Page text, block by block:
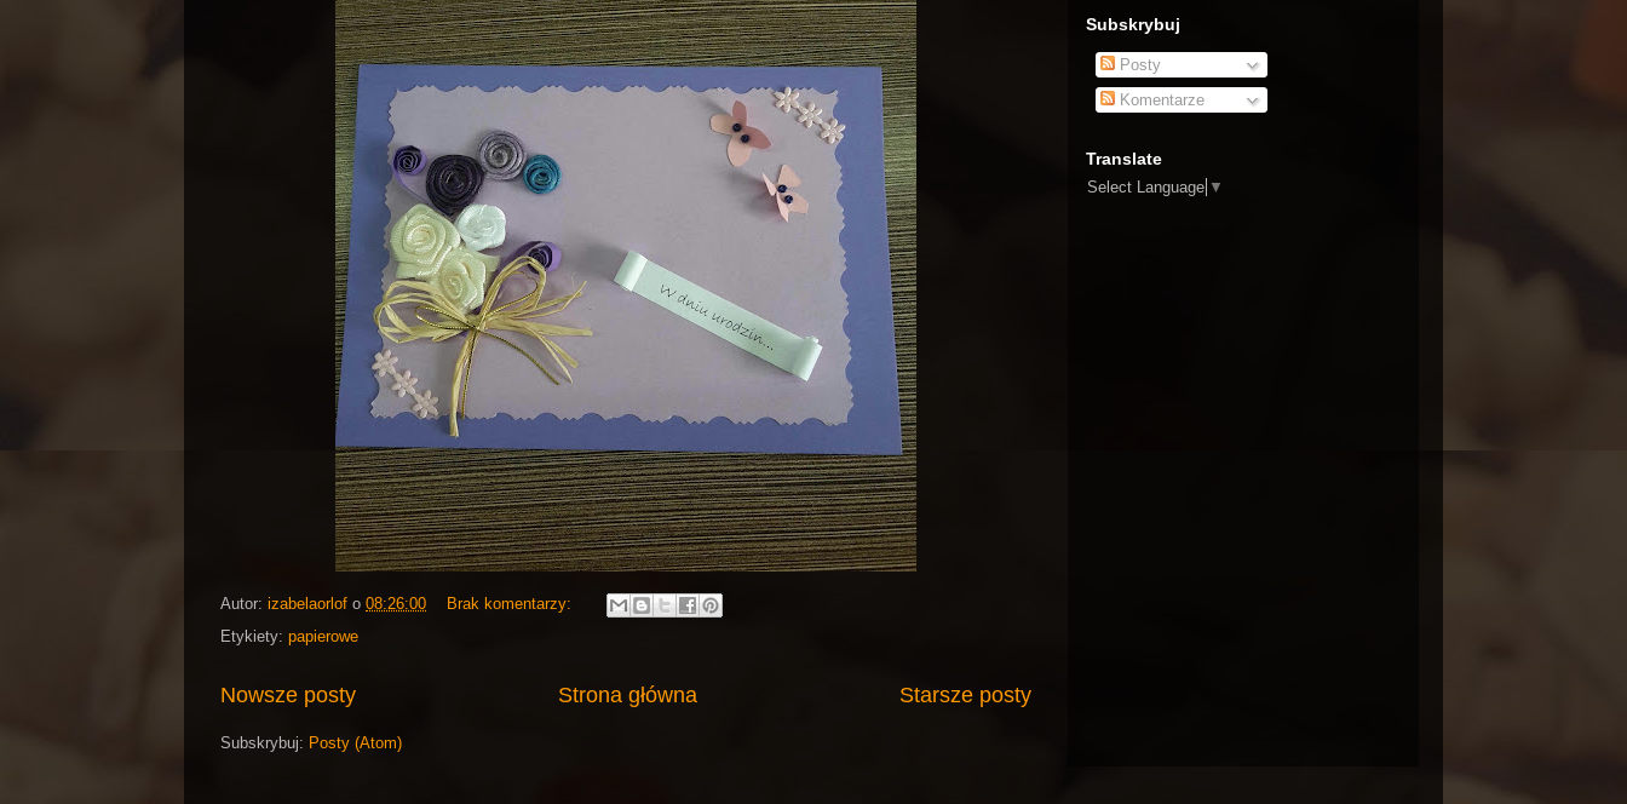
Autor: izabelaorlof o 08:26:00
Brak komentarzy:
Etykiety: papierowe
Nowsze posty Starsze posty
Strona główna
Subskrybuj: Posty (Atom)
Subskrybuj
Posty
Komentarze
Translate
Select Language ▼